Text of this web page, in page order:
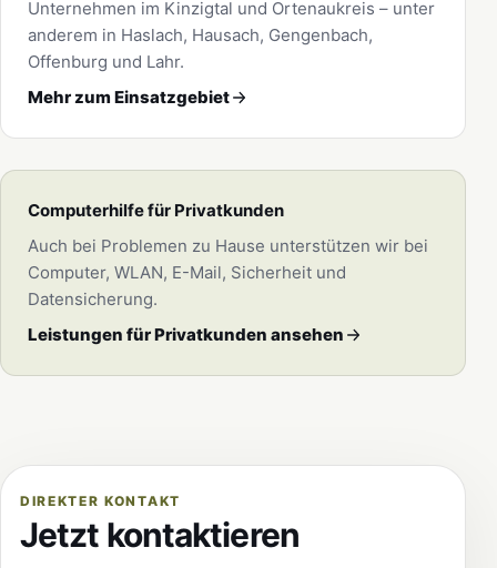
Unternehmen im Kinzigtal und Ortenaukreis – unter
anderem in Haslach, Hausach, Gengenbach,
Offenburg und Lahr.
Mehr zum Einsatzgebiet
Computerhilfe für Privatkunden
Auch bei Problemen zu Hause unterstützen wir bei
Computer, WLAN, E-Mail, Sicherheit und
Datensicherung.
Leistungen für Privatkunden ansehen
DIREKTER KONTAKT
Jetzt kontaktieren